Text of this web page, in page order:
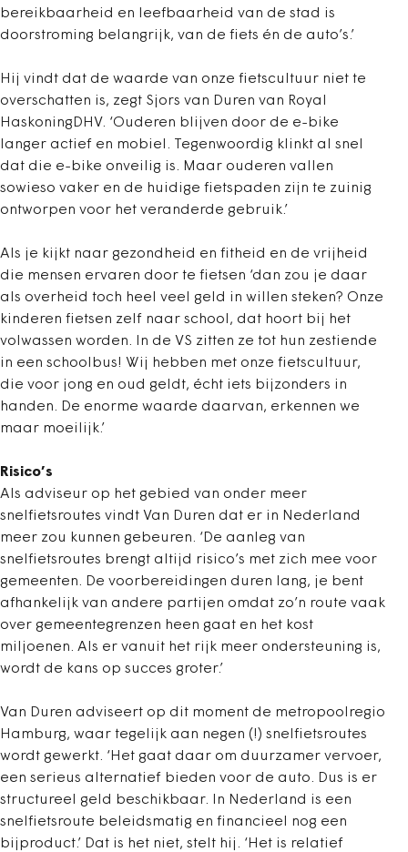
bereikbaarheid en leefbaarheid van de stad is
doorstroming belangrijk, van de fiets én de auto’s.’
Hij vindt dat de waarde van onze fietscultuur niet te
overschatten is, zegt Sjors van Duren van Royal
HaskoningDHV. ‘Ouderen blijven door de e-bike
langer actief en mobiel. Tegenwoordig klinkt al snel
dat die e-bike onveilig is. Maar ouderen vallen
sowieso vaker en de huidige fietspaden zijn te zuinig
ontworpen voor het veranderde gebruik.’
Als je kijkt naar gezondheid en fitheid en de vrijheid
die mensen ervaren door te fietsen ‘dan zou je daar
als overheid toch heel veel geld in willen steken? Onze
kinderen fietsen zelf naar school, dat hoort bij het
volwassen worden. In de VS zitten ze tot hun zestiende
in een schoolbus! Wij hebben met onze fietscultuur,
die voor jong en oud geldt, écht iets bijzonders in
handen. De enorme waarde daarvan, erkennen we
maar moeilijk.’
Risico’s
Als adviseur op het gebied van onder meer
snelfietsroutes vindt Van Duren dat er in Nederland
meer zou kunnen gebeuren. ‘De aanleg van
snelfietsroutes brengt altijd risico’s met zich mee voor
gemeenten. De voorbereidingen duren lang, je bent
afhankelijk van andere partijen omdat zo’n route vaak
over gemeentegrenzen heen gaat en het kost
miljoenen. Als er vanuit het rijk meer ondersteuning is,
wordt de kans op succes groter.’
Van Duren adviseert op dit moment de metropoolregio
Hamburg, waar tegelijk aan negen (!) snelfietsroutes
wordt gewerkt. ‘Het gaat daar om duurzamer vervoer,
een serieus alternatief bieden voor de auto. Dus is er
structureel geld beschikbaar. In Nederland is een
snelfietsroute beleidsmatig en financieel nog een
bijproduct.’ Dat is het niet, stelt hij. ‘Het is relatief